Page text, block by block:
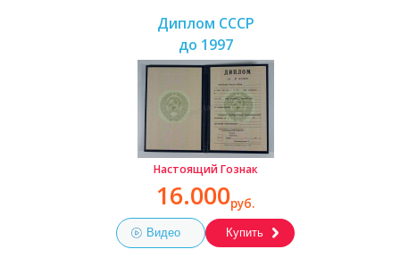
Диплом СССР
до 1997
Настоящий Гознак
16.000руб.
Видео Купить